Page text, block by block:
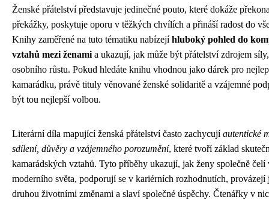
Ženské přátelství představuje jedinečné pouto, které dokáže
překážky, poskytuje oporu v těžkých chvílích a přináší radost do
Knihy zaměřené na tuto tématiku nabízejíhluboký pohled do
vztahů mezi ženami a ukazují, jak může být přátelství zdrojem
osobního růstu. Pokud hledáte knihu vhodnou jako dárek pro
kamarádku, právě tituly věnované ženské solidaritě a vzájemné
být tou nejlepší volbou.
Literární díla mapující ženská přátelství často zachycujíautentické
sdílení, důvěry a vzájemného porozumění, které tvoří základ
kamarádských vztahů. Tyto příběhy ukazují, jak ženy společně čelí
moderního světa, podporují se v kariérních rozhodnutích, provázejí
druhou životními změnami a slaví společné úspěchy. Čtenářky v